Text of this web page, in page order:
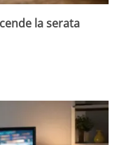
la serata